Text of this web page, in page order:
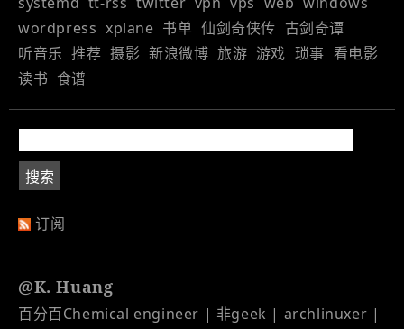
wordpress xplane 书单 仙剑奇侠传 古剑奇谭
听音乐 推荐 摄影 新浪微博 旅游 游戏 琐事 看电影
读书 食谱
订阅
@K. Huang
百分百Chemical engineer | 非geek | archlinuxer |